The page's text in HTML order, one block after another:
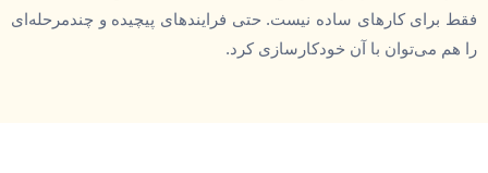
فقط برای کارهای ساده نیست. حتی فرایندهای پیچیده و چندمرحله‌ای
را هم می‌توان با آن خودکارسازی کرد.